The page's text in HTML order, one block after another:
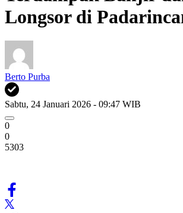
Longsor di
Berto Purba
Sabtu, 24 Januari 2026 - 09:47 WIB
0
0
5303